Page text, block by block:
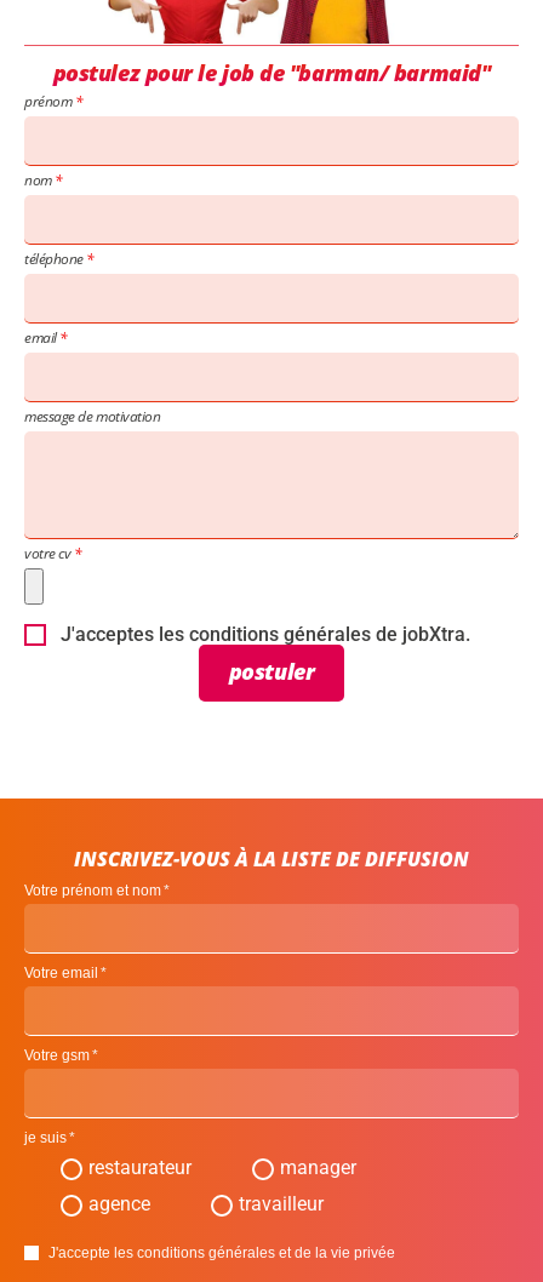
postulez pour le job de "barman/ barmaid"
prénom
nom
téléphone
email
message de motivation
votre cv
J'acceptes les conditions générales de jobXtra.
postuler
INSCRIVEZ-VOUS À LA LISTE DE DIFFUSION
Votre prénom et nom
Votre email
Votre gsm
je suis
restaurateur
manager
agence
travailleur
J'accepte les conditions générales et de la vie privée